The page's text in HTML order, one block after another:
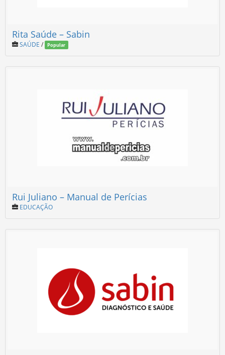
Rita Saúde – Sabin
SAÚDE / Popular
Rui Juliano – Manual de Perícias
EDUCAÇÃO